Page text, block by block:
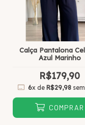
Calça Pantalona
Azul Marinho
R$179,90
6x deR$29,98
COMPRAR